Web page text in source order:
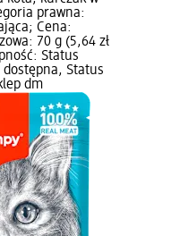
prawna:
Cena:
70 g (5,64 zł
Status
Status
dm